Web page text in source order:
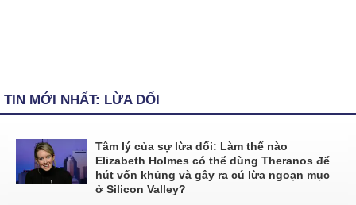
TIN MỚI NHẤT: LỪA DỐI
Tâm lý của sự lừa dối: Làm thế nào
Elizabeth Holmes có thể dùng Theranos để
hút vốn khủng và gây ra cú lừa ngoạn mục
ở Silicon Valley?